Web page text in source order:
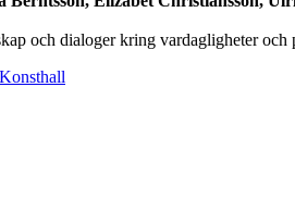
och dialoger kring vardagligheter